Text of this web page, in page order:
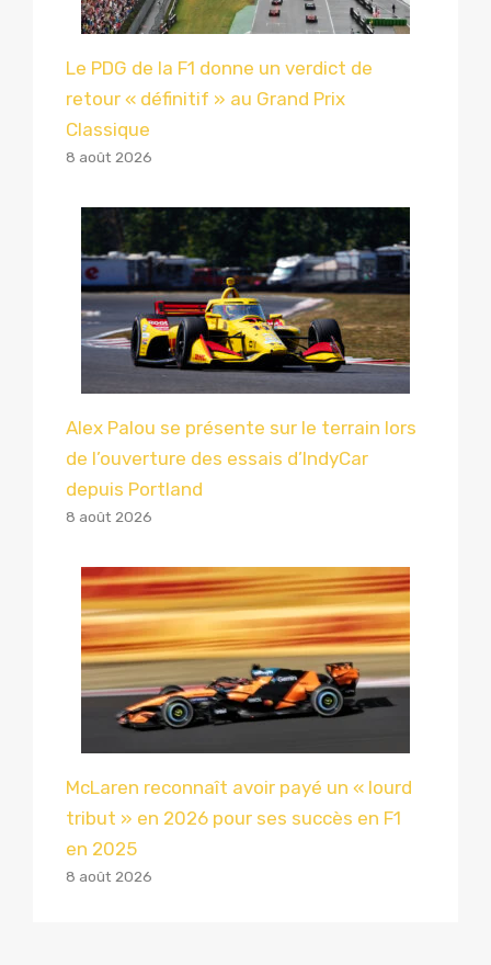
Le PDG de la F1 donne un verdict de
retour « définitif » au Grand Prix
Classique
8 août 2026
Alex Palou se présente sur le terrain lors
de l’ouverture des essais d’IndyCar
depuis Portland
8 août 2026
McLaren reconnaît avoir payé un « lourd
tribut » en 2026 pour ses succès en F1
en 2025
8 août 2026